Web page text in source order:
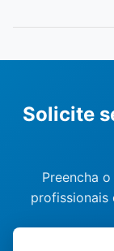
Solicite
Preencha
profissionais